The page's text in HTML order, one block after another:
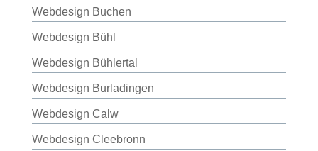
Webdesign Buchen
Webdesign Bühl
Webdesign Bühlertal
Webdesign Burladingen
Webdesign Calw
Webdesign Cleebronn